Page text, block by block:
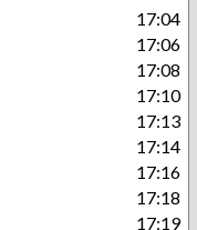
17:04
17:06
17:08
17:10
17:13
17:14
17:16
17:18
17:19